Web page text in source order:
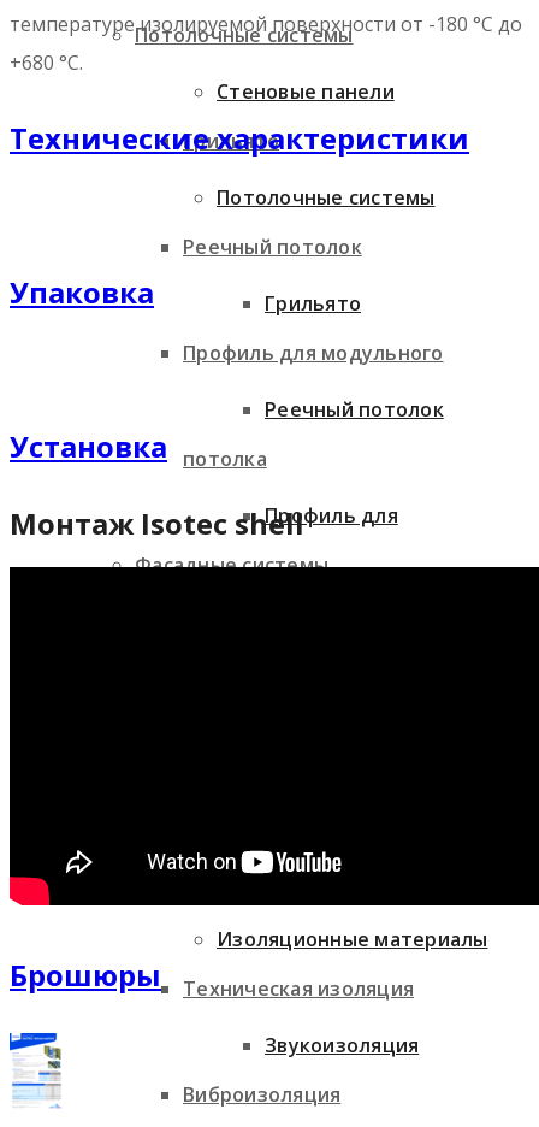
Потолочные системы
Грильято
Реечный потолок
Профиль для модульного
потолка
Фасадные системы
Теплоизоляция
Техническая изоляция
Виброизоляция
Стеновые панели
Потолочные системы
Грильято
Реечный потолок
Профиль для
Изоляционные материалы
Звукоизоляция
температуре изолируемой поверхности от -180 °С до
+680 °С.
Технические характеристики
Упаковка
Установка
Монтаж Isotec shell
Брошюры